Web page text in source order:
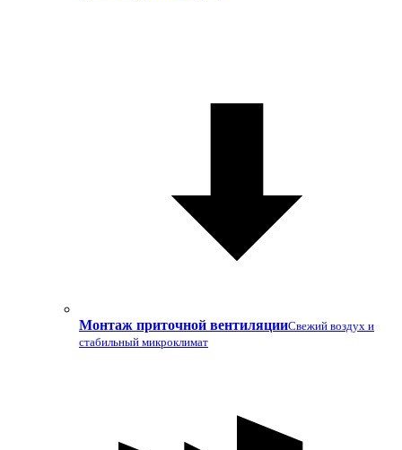
Монтаж приточной вентиляцииСвежий воздух и
стабильный микроклимат